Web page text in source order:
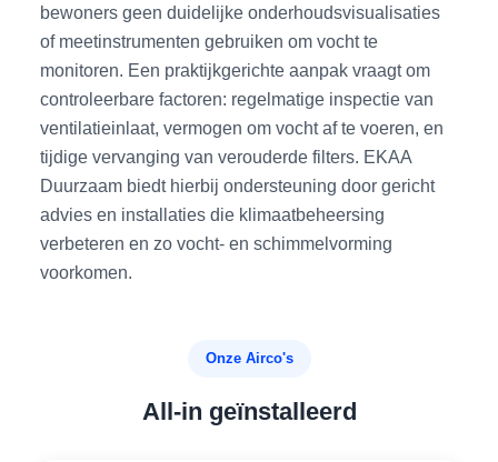
bewoners geen duidelijke onderhoudsvisualisaties
of meetinstrumenten gebruiken om vocht te
monitoren. Een praktijkgerichte aanpak vraagt om
controleerbare factoren: regelmatige inspectie van
ventilatieinlaat, vermogen om vocht af te voeren, en
tijdige vervanging van verouderde filters. EKAA
Duurzaam biedt hierbij ondersteuning door gericht
advies en installaties die klimaatbeheersing
verbeteren en zo vocht- en schimmelvorming
voorkomen.
Onze Airco's
All-in geïnstalleerd